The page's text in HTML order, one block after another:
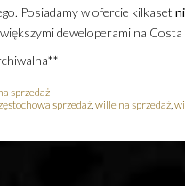
Posiadamy w ofercie kilkaset
deweloperami na
sprzedaż
sprzedaż, wille na sprzedaż,